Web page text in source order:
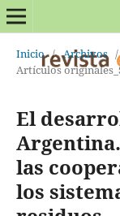
Inicio / Archivos /
Artículos
El
las
los